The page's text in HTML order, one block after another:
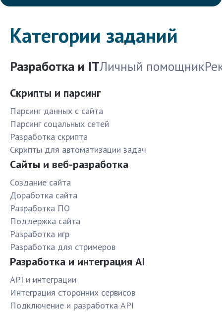
Категории заданий
Разработка и ITЛичный помощник
Скрипты и парсинг
Парсинг данных с сайта
Парсинг соцальных сетей
Разработка скрипта
Скрипты для автоматизации задач
Сайты и веб-разработка
Создание сайта
Доработка сайта
Разработка ПО
Поддержка сайта
Разработка игр
Разработка для стримеров
Разработка и интеграция AI
API и интеграции
Интеграция сторонних сервисов
Подключение и разработка API